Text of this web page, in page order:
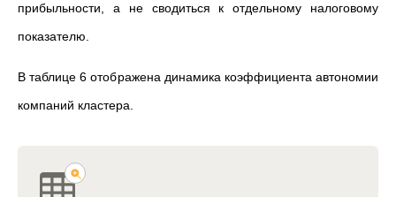
прибыльности, а не сводиться к отдельному налоговому
показателю.
В таблице 6 отображена динамика коэффициента автономии
компаний кластера.